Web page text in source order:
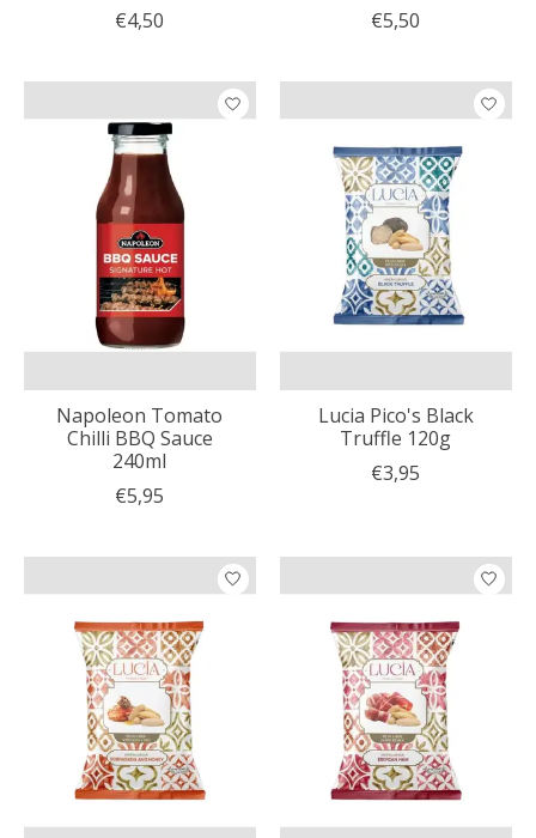
€4,50 €5,50
Napoleon Tomato
Chilli BBQ Sauce
240ml
€5,95
Lucia Pico's Black
Truffle 120g
€3,95